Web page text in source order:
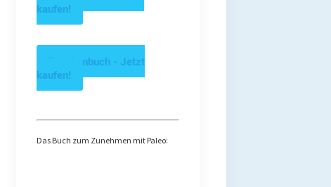
kaufen!
Taschenbuch - Jetzt
kaufen!
Das Buch zum Zunehmen mit Paleo: